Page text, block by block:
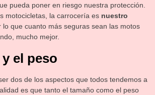
pueda poner en riesgo nuestra protección.
motocicletas, la carrocería es nuestro
lo que cuanto más seguras sean las motos
mucho mejor.
el peso
dos de los aspectos que todos tendemos a
es que tanto el tamaño como el peso